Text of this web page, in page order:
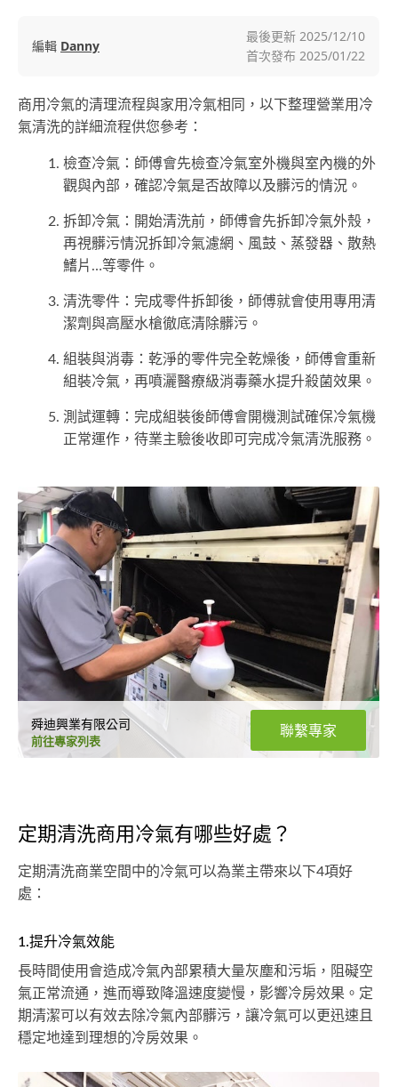
編輯 Danny
最後更新 2025/12/10
首次發布 2025/01/22
商用冷氣的清理流程與家用冷氣相同，以下整理營業用冷
氣清洗的詳細流程供您參考：
檢查冷氣：師傅會先檢查冷氣室外機與室內機的外
觀與內部，確認冷氣是否故障以及髒污的情況。
拆卸冷氣：開始清洗前，師傅會先拆卸冷氣外殼，
再視髒污情況拆卸冷氣濾網、風鼓、蒸發器、散熱
鰭片…等零件。
清洗零件：完成零件拆卸後，師傅就會使用專用清
潔劑與高壓水槍徹底清除髒污。
組裝與消毒：乾淨的零件完全乾燥後，師傅會重新
組裝冷氣，再噴灑醫療級消毒藥水提升殺菌效果。
測試運轉：完成組裝後師傅會開機測試確保冷氣機
正常運作，待業主驗後收即可完成冷氣清洗服務。
舜迪興業有限公司
前往專家列表
聯繫專家
定期清洗商用冷氣有哪些好處？
定期清洗商業空間中的冷氣可以為業主帶來以下4項好
處：
1.提升冷氣效能
長時間使用會造成冷氣內部累積大量灰塵和污垢，阻礙空
氣正常流通，進而導致降溫速度變慢，影響冷房效果。定
期清潔可以有效去除冷氣內部髒污，讓冷氣可以更迅速且
穩定地達到理想的冷房效果。